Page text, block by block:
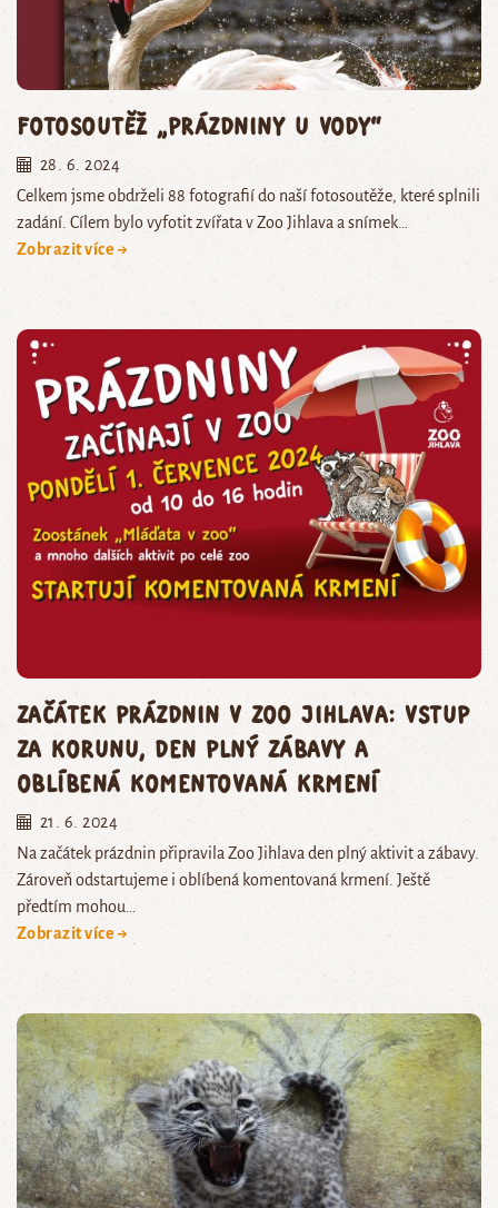
Fotosoutěž „Prázdniny u vody“
28. 6. 2024
Celkem jsme obdrželi 88 fotografií do naší fotosoutěže, které splnili
zadání. Cílem bylo vyfotit zvířata v Zoo Jihlava a snímek…
Zobrazit více →
Začátek prázdnin v Zoo Jihlava: Vstup
za korunu, den plný zábavy a
oblíbená komentovaná krmení
21. 6. 2024
Na začátek prázdnin připravila Zoo Jihlava den plný aktivit a zábavy.
Zároveň odstartujeme i oblíbená komentovaná krmení. Ještě
předtím mohou…
Zobrazit více →